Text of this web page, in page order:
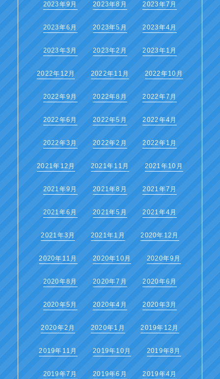
2023年9月 2023年8月 2023年7月
2023年6月 2023年5月 2023年4月
2023年3月 2023年2月 2023年1月
2022年12月 2022年11月 2022年10月
2022年9月 2022年8月 2022年7月
2022年6月 2022年5月 2022年4月
2022年3月 2022年2月 2022年1月
2021年12月 2021年11月 2021年10月
2021年9月 2021年8月 2021年7月
2021年6月 2021年5月 2021年4月
2021年3月 2021年1月 2020年12月
2020年11月 2020年10月 2020年9月
2020年8月 2020年7月 2020年6月
2020年5月 2020年4月 2020年3月
2020年2月 2020年1月 2019年12月
2019年11月 2019年10月 2019年8月
2019年7月 2019年6月 2019年4月